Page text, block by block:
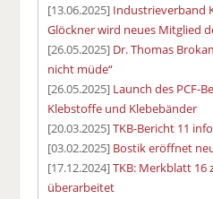
[13.06.2025] Industrieverband
Glöckner wird neues Mitglied
[26.05.2025] Dr. Thomas
nicht müde“
[26.05.2025] Launch des PCF-
Klebstoffe und Klebebänder
[20.03.2025]TKB-Bericht 11
[03.02.2025] Bostik eröffnet
[17.12.2024]TKB: Merkblatt 16
überarbeitet